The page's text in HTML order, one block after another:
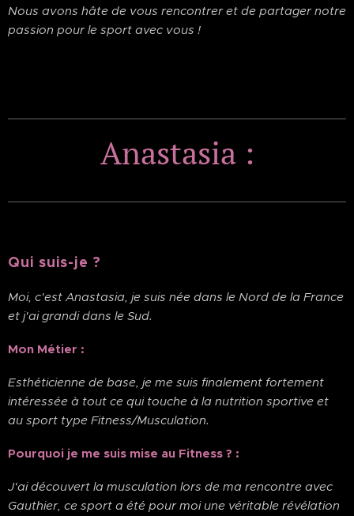
Nous avons hâte de vous rencontrer et de partager notre
passion pour le sport avec vous !
Anastasia :
Qui suis-je ?
Moi, c'est Anastasia, je suis née dans le Nord de la France
et j'ai grandi dans le Sud.
Mon Métier :
Esthéticienne de base, je me suis finalement fortement
intéressée à tout ce qui touche à la nutrition sportive et
au sport type Fitness/Musculation.
Pourquoi je me suis mise au Fitness ? :
J'ai découvert la musculation lors de ma rencontre avec
Gauthier, ce sport a été pour moi une véritable révélation